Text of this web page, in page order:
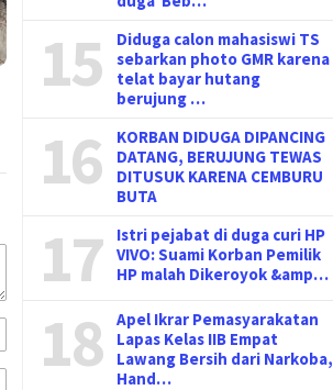
15
Diduga calon mahasiswi TS
sebarkan photo GMR karena
telat bayar hutang
berujung …
16
KORBAN DIDUGA DIPANCING
DATANG, BERUJUNG TEWAS
DITUSUK KARENA CEMBURU
BUTA
17
Istri pejabat di duga curi HP
VIVO: Suami Korban Pemilik
HP malah Dikeroyok &amp…
18
Apel Ikrar Pemasyarakatan
Lapas Kelas IIB Empat
Lawang Bersih dari Narkoba,
Hand…